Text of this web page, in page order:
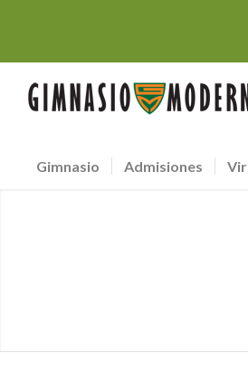
Gimnasio Admisiones